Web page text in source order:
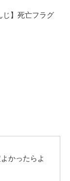
じ】死亡フラグ
かったらよ